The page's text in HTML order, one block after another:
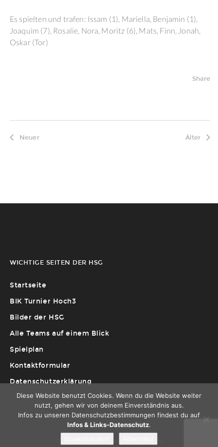
Es spielten und trafen: Issam (1), Mariella, Benjamin (1),
Joaquim (7), Rosalie, Nora, Moritz (6), Mats, Finn, Jonah,
Oskar (Tor)
Share
Neuer Älter
WICHTIGE SEITEN DER HSG
Startseite
BIK Turnier Hoch3
Bilder der HSG
Alle Teams auf einem Blick
Spielplan
Kontaktformular
Datenschutzerklärung
Diese Website benutzt Cookies. Wenn du die Website weiter
nutzt, gehen wir von deinem Einverständnis aus.
Infos zu unseren Datenschutzbestimmungen findest du auf
Infos & Links-Datenschutz.